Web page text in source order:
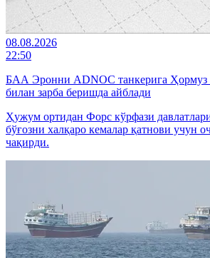
08.08.2026
22:50
БАА Эронни ADNOC танкерига Ҳормуз
билан зарба беришда айблади
Ҳужум ортидан Форс кўрфази
бўғозни халқаро кемалар қатнови учун
чақирди.